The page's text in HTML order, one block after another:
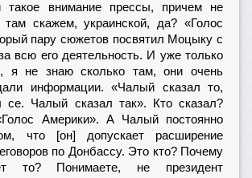
такое внимание прессы, причем не
там скажем, украинской, да? «Голос
пару сюжетов посвятил Моцыку с
всю его деятельность. И уже только
я не знаю сколько там, они очень
информации. «Чалый сказал то,
се. Чалый сказал так». Кто сказал?
Америки». А Чалый постоянно
что [он] допускает расширение
по Донбассу. Это кто? Почему
то? Понимаете, не президент